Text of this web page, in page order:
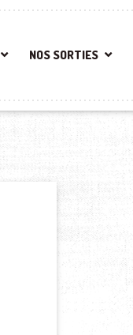
NOS SORTIES